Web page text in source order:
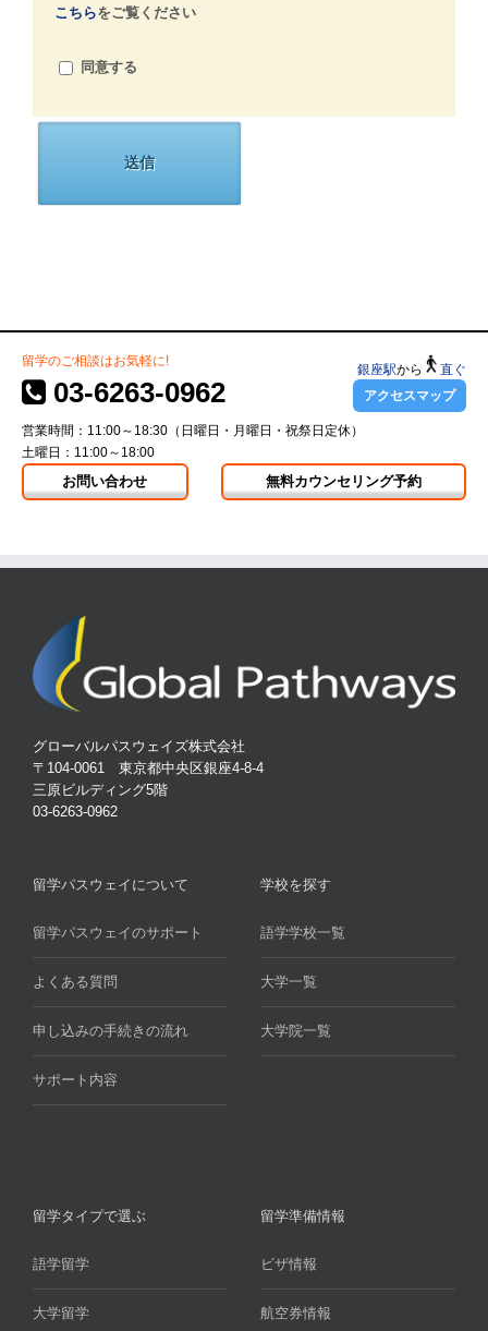
こちらをご覧ください
同意する
留学のご相談はお気軽に!
03-6263-0962
銀座駅から
直ぐ
アクセスマップ
営業時間：11:00～18:30（日曜日・月曜日・祝祭日定休）
土曜日：11:00～18:00
お問い合わせ 無料カウンセリング予約
グローバルパスウェイズ株式会社
〒104-0061 東京都中央区銀座4-8-4
三原ビルディング5階
03-6263-0962
留学パスウェイについて
留学パスウェイのサポート
よくある質問
申し込みの手続きの流れ
サポート内容
学校を探す
語学学校一覧
大学一覧
大学院一覧
留学タイプで選ぶ
語学留学
大学留学
留学準備情報
ビザ情報
航空券情報